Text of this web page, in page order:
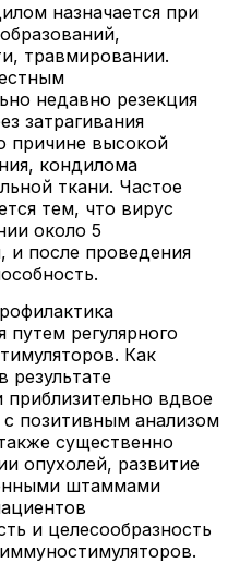
назначается при
травмировании.
недавно резекция
затрагивания
причине высокой
кондилома
ткани. Частое
тем, что вирус
около 5
после проведения
путем регулярного
Как
результате
вдвое
позитивным анализом
существенно
опухолей, развитие
штаммами
и целесообразность